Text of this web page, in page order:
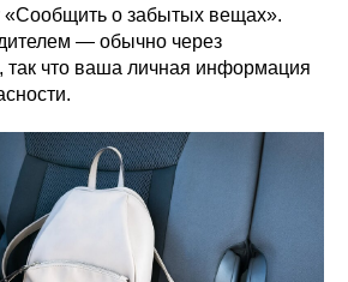
«Сообщить о забытых вещах».
— обычно через
что ваша личная информация